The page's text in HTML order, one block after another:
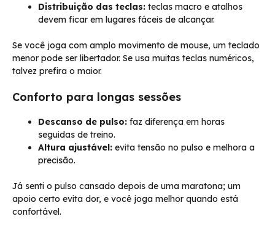
Distribuição das teclas: teclas macro e atalhos
devem ficar em lugares fáceis de alcançar.
Se você joga com amplo movimento de mouse, um teclado
menor pode ser libertador. Se usa muitas teclas numéricos,
talvez prefira o maior.
Conforto para longas sessões
Descanso de pulso: faz diferença em horas
seguidas de treino.
Altura ajustável: evita tensão no pulso e melhora a
precisão.
Já senti o pulso cansado depois de uma maratona; um
apoio certo evita dor, e você joga melhor quando está
confortável.